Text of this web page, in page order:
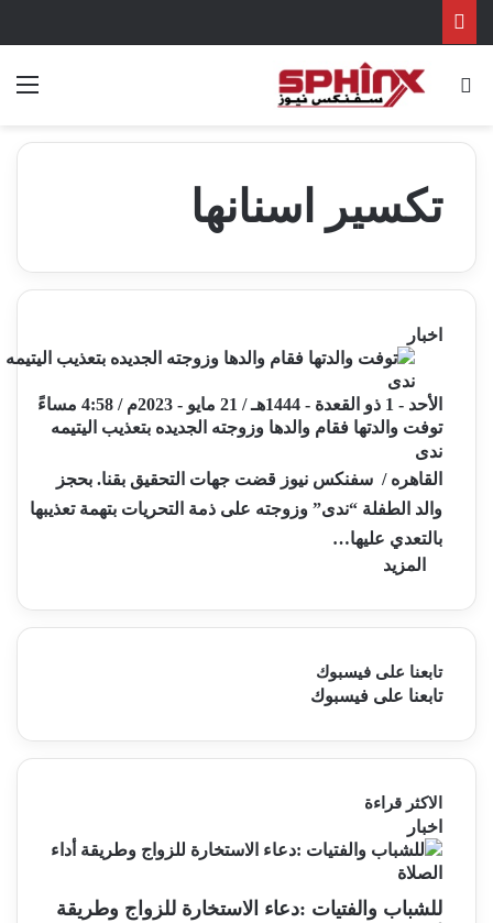
بحث عن
تكسير اسنانها
اخبار
الأحد - 1 ذو القعدة - 1444هـ / 21 مايو - 2023م / 4:58 مساءً
توفت والدتها فقام والدها وزوجته الجديده بتعذيب اليتيمه
ندى
القاهره / سفنكس نيوز قضت جهات التحقيق بقنا. بحجز
والد الطفلة “ندى” وزوجته على ذمة التحريات بتهمة تعذيبها
بالتعدي عليها…
المزيد
تابعنا على فيسبوك
تابعنا على فيسبوك
الاكثر قراءة
اخبار
للشباب والفتيات :دعاء الاستخارة للزواج وطريقة